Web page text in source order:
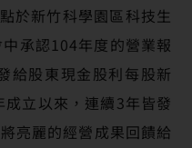
於新竹科學園區科技生
承認104年度的營業報
給股東現金股利每股新
立以來，連續3年皆發
亮麗的經營成果回饋給